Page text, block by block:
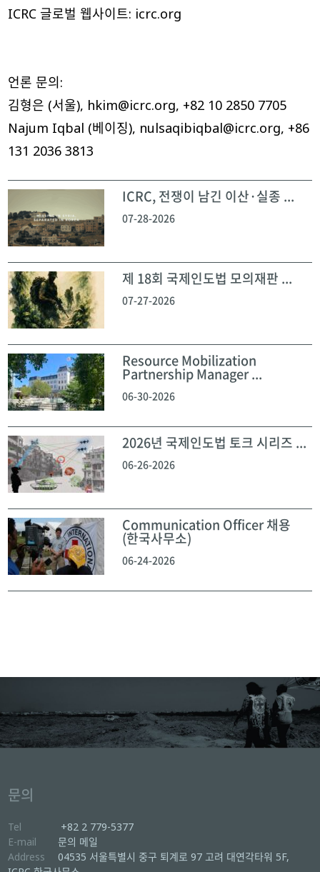
ICRC 글로벌 웹사이트: icrc.org
언론 문의:
김형은 (서울), hkim@icrc.org, +82 10 2850 7705
Najum Iqbal (베이징), nulsaqibiqbal@icrc.org, +86
131 2036 3813
ICRC, 전쟁이 남긴 이산·실종 ...
07-28-2026
제 18회 국제인도법 모의재판 ...
07-27-2026
Resource Mobilization
Partnership Manager ...
06-30-2026
2026년 국제인도법 토크 시리즈 ...
06-26-2026
Communication Officer 채용
(한국사무소)
06-24-2026
문의
Tel
+82 2 779-5377
E-mail
문의 메일
Address
04535 서울특별시 중구 퇴계로 97 고려 대연각타워 5F,